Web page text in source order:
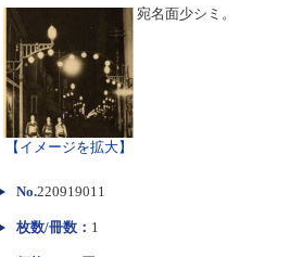
明】
【イメージを拡大】
宛名面少シミ。
No.220919011
枚数/冊数： 1